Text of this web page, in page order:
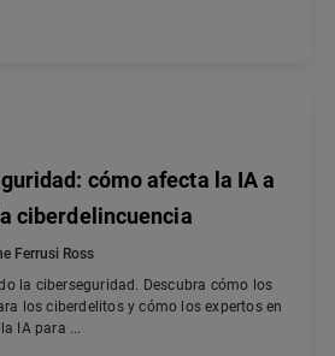
cómo afecta la IA a
ciberdelincuencia
Ferrusi Ross
la ciberseguridad. Descubra cómo los
los ciberdelitos y cómo los expertos en
IA para ...